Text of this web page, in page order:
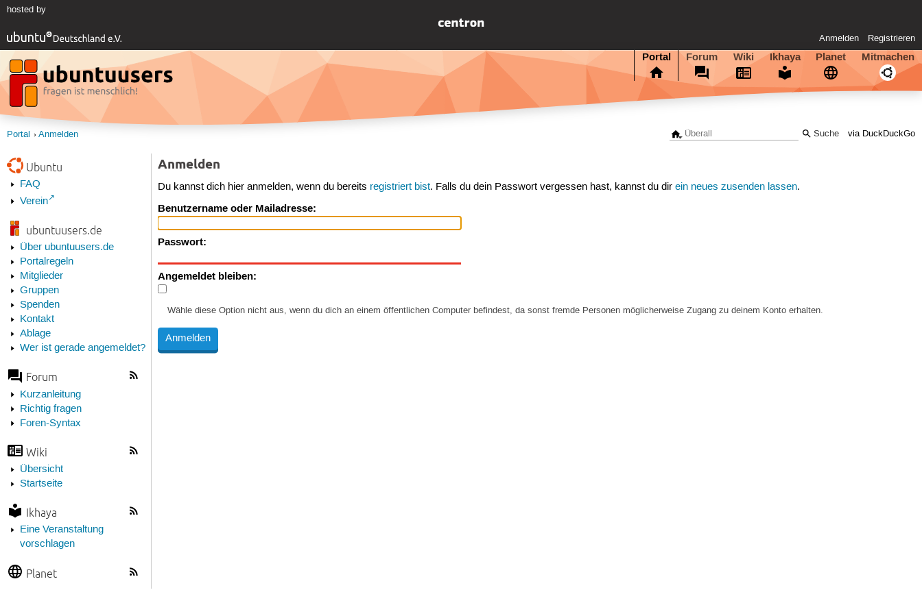
hosted by
Anmelden Registrieren
Portal Forum Wiki Ikhaya Planet Mitmachen
via DuckDuckGo
Portal Anmelden
Ubuntu
FAQ
Verein
ubuntuusers.de
Über ubuntuusers.de
Portalregeln
Mitglieder
Gruppen
Spenden
Kontakt
Ablage
Wer ist gerade angemeldet?
Forum
Kurzanleitung
Richtig fragen
Foren-Syntax
Wiki
Übersicht
Startseite
Ikhaya
Eine Veranstaltung
vorschlagen
Planet
Anmelden
Du kannst dich hier anmelden, wenn du bereits registriert bist. Falls du dein Passwort vergessen hast, kannst du direin neues zusenden lassen.
Benutzername oder Mailadresse:
Passwort:
Angemeldet bleiben:
Wähle diese Option nicht aus, wenn du dich an einem öffentlichen Computer befindest, da sonst fremde Personen möglicherweise Zugang zu deinem Konto erhalten.